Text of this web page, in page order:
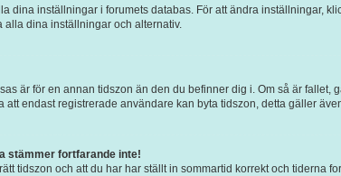
dina inställningar i forumets databas. För att ändra inställningar,
alla dina inställningar och alternativ.
är för en annan tidszon än den du befinner dig i. Om så är
att endast registrerade användare kan byta tidszon, detta gäller
stämmer fortfarande inte!
tidszon och att du har har ställt in sommartid korrekt och tiderna